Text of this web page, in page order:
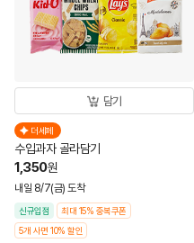
담기
더세페
수입과자 골라담기
1,350원
내일 8/7(금) 도착
신규입점
최대 15% 중복쿠폰
5개 사면 10% 할인